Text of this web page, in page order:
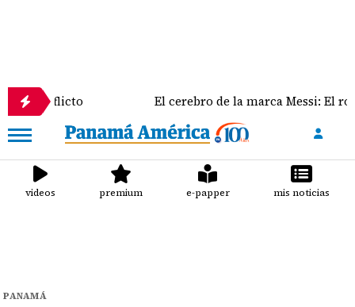
El cerebro de la marca Messi: El rol clave
videos premium e-papper mis noticias
PANAMÁ